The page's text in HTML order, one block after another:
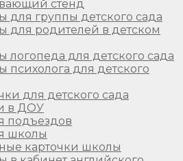
стенд
для группы детского сада
для родителей в детском
логопеда для детского сада
психолога для детского
для детского сада
в ДОУ
подъездов
школы
карточки школы